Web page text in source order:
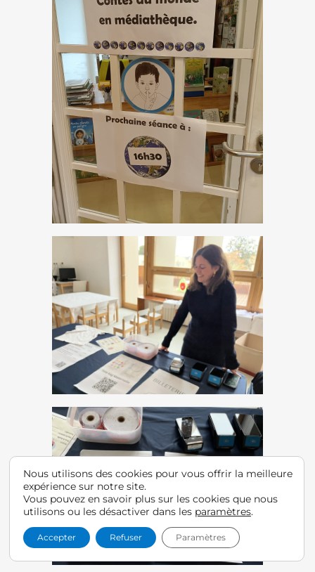
Nous utilisons des cookies pour vous offrir la meilleure
expérience sur notre site.
Vous pouvez en savoir plus sur les cookies que nous
utilisons ou les désactiver dans les paramètres.
Accepter Refuser Paramètres